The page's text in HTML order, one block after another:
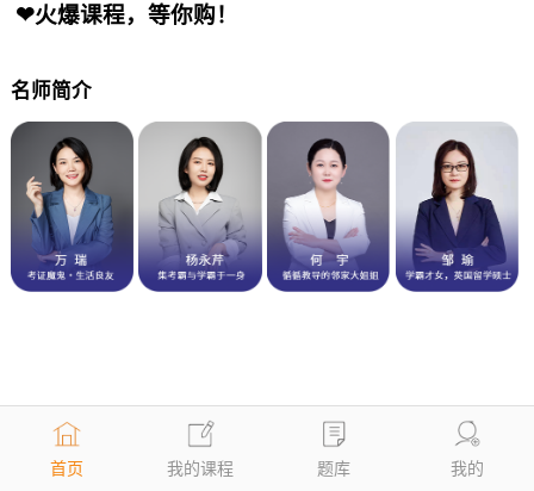
首页 我的课程 题库 我的
❤火爆课程，等你购！
名师简介